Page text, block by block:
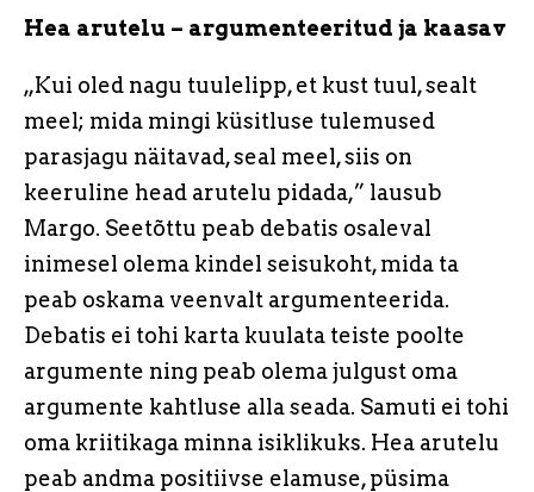
Hea arutelu – argumenteeritud ja kaasav
„Kui oled nagu tuulelipp, et kust tuul, sealt
meel; mida mingi küsitluse tulemused
parasjagu näitavad, seal meel, siis on
keeruline head arutelu pidada,” lausub
Margo. Seetõttu peab debatis osaleval
inimesel olema kindel seisukoht, mida ta
peab oskama veenvalt argumenteerida.
Debatis ei tohi karta kuulata teiste poolte
argumente ning peab olema julgust oma
argumente kahtluse alla seada. Samuti ei tohi
oma kriitikaga minna isiklikuks. Hea arutelu
peab andma positiivse elamuse, püsima